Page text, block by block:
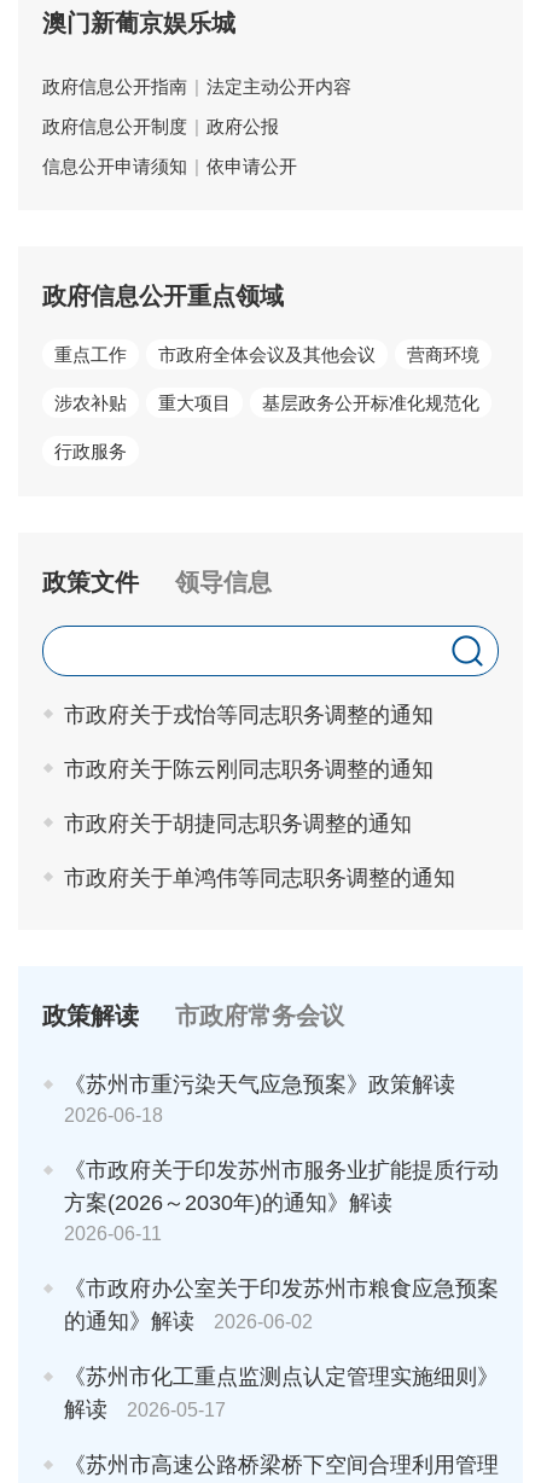
澳门新葡京娱乐城
政府信息公开指南 | 法定主动公开内容
政府信息公开制度 | 政府公报
信息公开申请须知 | 依申请公开
政府信息公开重点领域
重点工作 市政府全体会议及其他会议 营商环境
涉农补贴 重大项目 基层政务公开标准化规范化
行政服务
政策文件 领导信息
市政府关于戎怡等同志职务调整的通知
市政府关于陈云刚同志职务调整的通知
市政府关于胡捷同志职务调整的通知
市政府关于单鸿伟等同志职务调整的通知
政策解读 市政府常务会议
《苏州市重污染天气应急预案》政策解读
2026-06-18
《市政府关于印发苏州市服务业扩能提质行动
方案(2026～2030年)的通知》解读
2026-06-11
《市政府办公室关于印发苏州市粮食应急预案
的通知》解读
2026-06-02
《苏州市化工重点监测点认定管理实施细则》
解读
2026-05-17
《苏州市高速公路桥梁桥下空间合理利用管理